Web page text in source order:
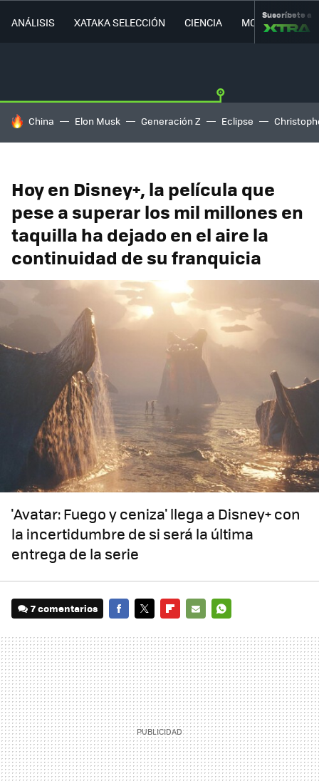
ANÁLISIS XATAKA SELECCIÓN CIENCIA MOVILIDAD
Suscríbete a
HOY SE HABLA DE
China Elon Musk Generación Z Eclipse
Hoy en Disney+, la película que
pese a superar los mil millones en
taquilla ha dejado en el aire la
continuidad de su franquicia
'Avatar: Fuego y ceniza' llega a Disney+ con
la incertidumbre de si será la última
entrega de la serie
7 comentarios
MAIL